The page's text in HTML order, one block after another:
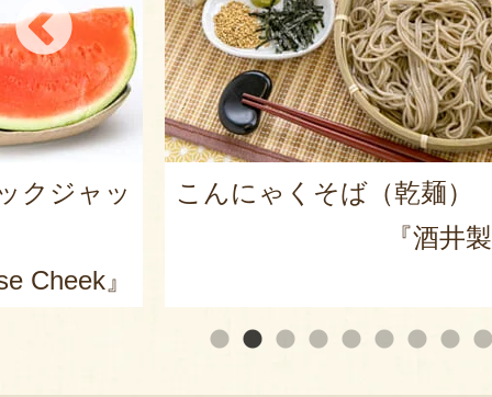
）
山形県産 尾花沢スイカ 大
皇ザ・スウィート」